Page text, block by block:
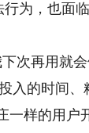
为，也面
次再用就会
入的时间
一样的用户